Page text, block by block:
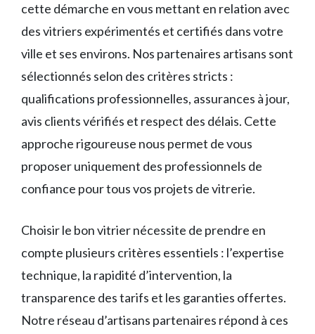
cette démarche en vous mettant en relation avec
des vitriers expérimentés et certifiés dans votre
ville et ses environs. Nos partenaires artisans sont
sélectionnés selon des critères stricts :
qualifications professionnelles, assurances à jour,
avis clients vérifiés et respect des délais. Cette
approche rigoureuse nous permet de vous
proposer uniquement des professionnels de
confiance pour tous vos projets de vitrerie.
Choisir le bon vitrier nécessite de prendre en
compte plusieurs critères essentiels : l’expertise
technique, la rapidité d’intervention, la
transparence des tarifs et les garanties offertes.
Notre réseau d’artisans partenaires répond à ces